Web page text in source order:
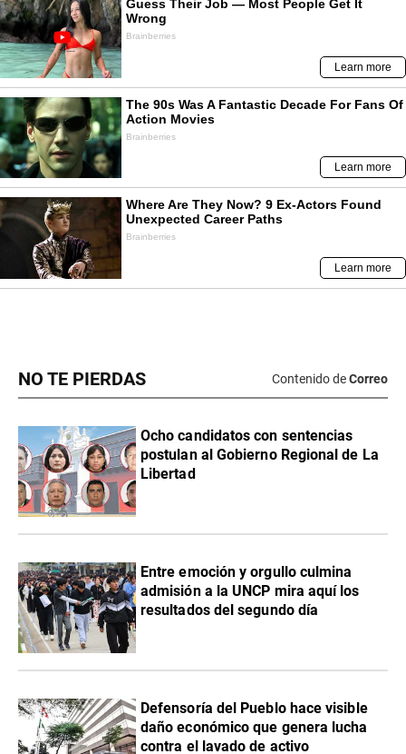
NO TE PIERDAS Contenido deCorreo
Ocho candidatos con sentencias
postulan al Gobierno Regional de La
Libertad
Entre emoción y orgullo culmina
admisión a la UNCP mira aquí los
resultados del segundo día
Defensoría del Pueblo hace visible
daño económico que genera lucha
contra el lavado de activo